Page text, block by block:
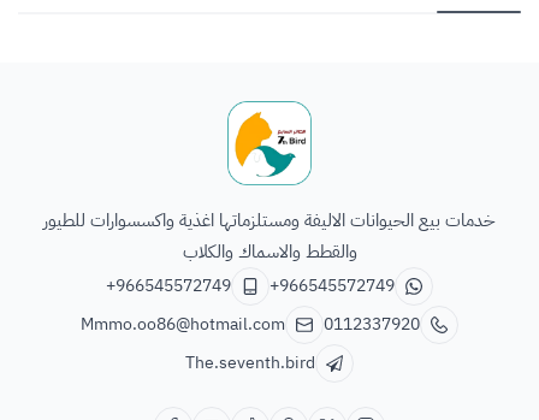
خدمات بيع الحيوانات الاليفة ومستلزماتها اغذية واكسسوارات للطيور
والقطط والاسماك والكلاب
+966545572749
+966545572749
0112337920
Mmmo.oo86@hotmail.com
The.seventh.bird